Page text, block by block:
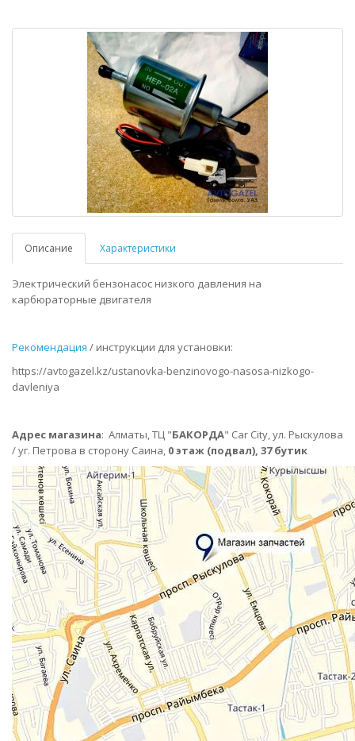
Описание Характеристики
Электрический бензонасос низкого давления на
карбюраторные двигателя
Рекомендация / инструкции для установки:
https://avtogazel.kz/ustanovka-benzinovogo-nasosa-nizkogo-
davleniya
Адрес магазина: Алматы,ТЦ "БАКОРДА" Car City, ул. Рыскулова
/ уг. Петрова в сторону Саина, 0 этаж (подвал), 37 бутик